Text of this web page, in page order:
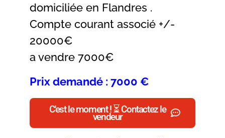
domiciliée en Flandres .
Compte courant associé +/-
20000€
a vendre 7000€
Prix demandé : 7000 €
C'est le moment ! ⏳ Contactez le
vendeur